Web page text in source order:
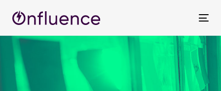
links
navigation
content